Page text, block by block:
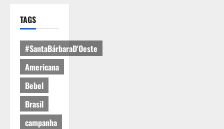
TAGS
#SantaBárbaraD'Oeste
Americana
Bebel
Brasil
campanha